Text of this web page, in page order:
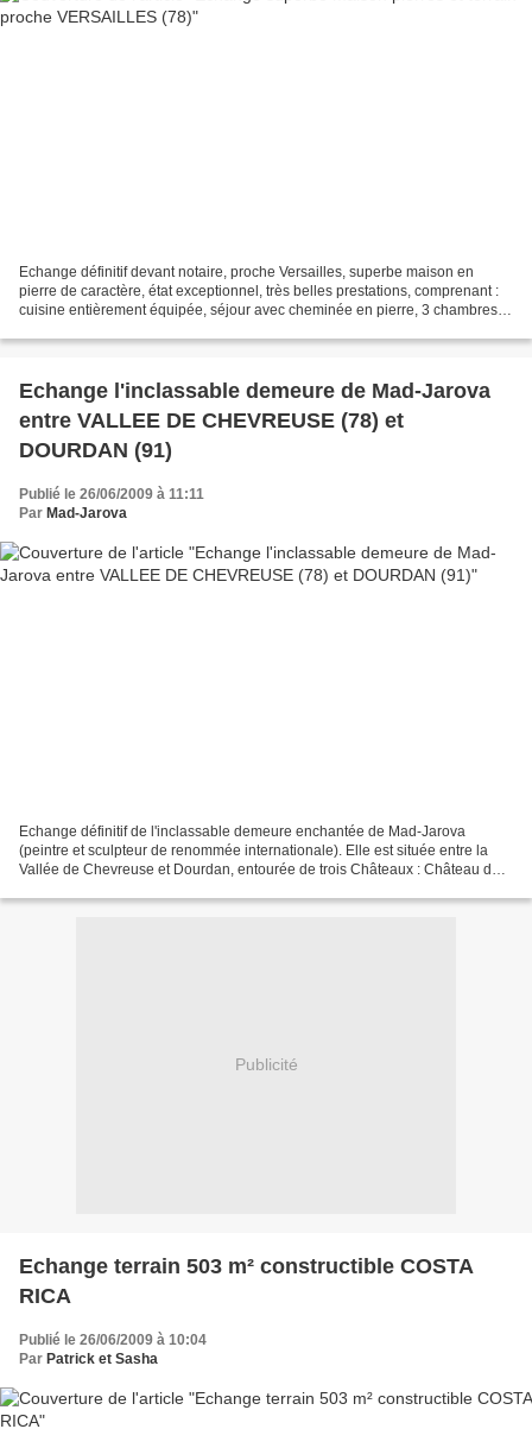
Echange définitif devant notaire, proche Versailles, superbe maison en
pierre de caractère, état exceptionnel, très belles prestations, comprenant :
cuisine entièrement équipée, séjour avec cheminée en pierre, 3 chambres, 2
Echange l'inclassable demeure de Mad-Jarova
entre VALLEE DE CHEVREUSE (78) et
DOURDAN (91)
Publié le 26/06/2009 à 11:11
Par Mad-Jarova
Echange définitif de l'inclassable demeure enchantée de Mad-Jarova
(peintre et sculpteur de renommée internationale). Elle est située entre la
Vallée de Chevreuse et Dourdan, entourée de trois Châteaux : Château du
Publicité
Echange terrain 503 m² constructible COSTA
RICA
Publié le 26/06/2009 à 10:04
Par Patrick et Sasha